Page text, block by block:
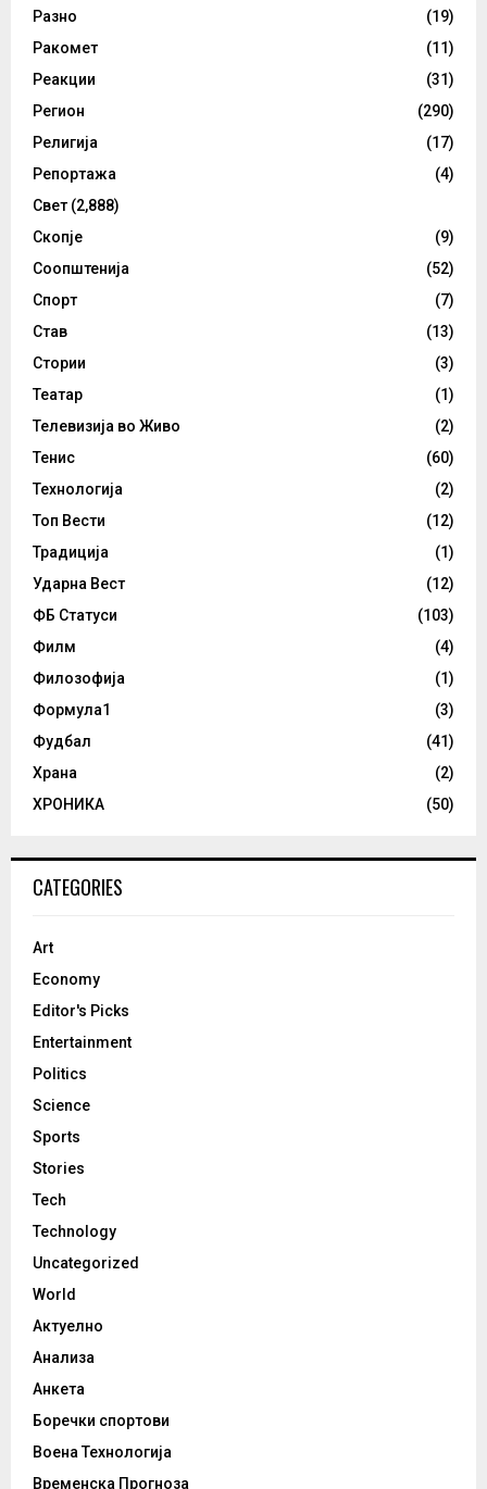
Разно
(19)
Ракомет
(11)
Реакции
(31)
Регион
(290)
Религија
(17)
Репортажа
(4)
Свет (2,888)
Скопје
(9)
Соопштенија
(52)
Спорт
(7)
Став
(13)
Стории
(3)
Театар
(1)
Телевизија во Живо
(2)
Тенис
(60)
Технологија
(2)
Топ Вести
(12)
Традиција
(1)
Ударна Вест
(12)
ФБ Статуси
(103)
Филм
(4)
Филозофија
(1)
Формула1
(3)
Фудбал
(41)
Храна
(2)
ХРОНИКА
(50)
CATEGORIES
Art
Economy
Editor's Picks
Entertainment
Politics
Science
Sports
Stories
Tech
Technology
Uncategorized
World
Актуелно
Анализа
Анкета
Боречки спортови
Воена Технологија
Временска Прогноза